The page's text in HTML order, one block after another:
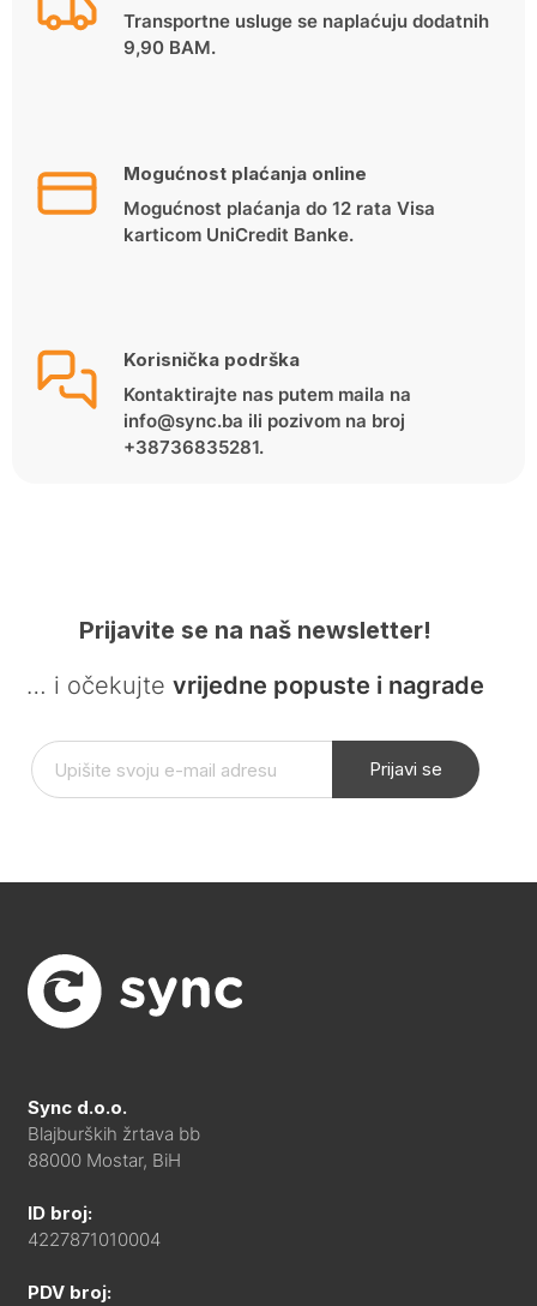
Transportne usluge se naplaćuju dodatnih
9,90 BAM.
Mogućnost plaćanja online
Mogućnost plaćanja do 12 rata Visa
karticom UniCredit Banke.
Korisnička podrška
Kontaktirajte nas putem maila na
info@sync.ba ili pozivom na broj
+38736835281.
Prijavite se na naš newsletter!
… i očekujte vrijedne popuste i nagrade
Prijavi se
Sync d.o.o.
Blajburških žrtava bb
88000 Mostar, BiH
ID broj:
4227871010004
PDV broj: